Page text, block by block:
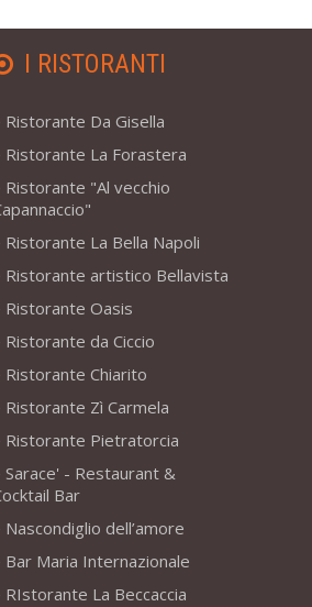
I RISTORANTI
Ristorante Da Gisella
Ristorante La Forastera
Ristorante "Al vecchio
Ristorante La Bella Napoli
Ristorante artistico Bellavista
Ristorante Oasis
Ristorante da Ciccio
Ristorante Chiarito
Ristorante Zì Carmela
Ristorante Pietratorcia
Sarace' - Restaurant &
Bar
Nascondiglio dell’amore
Bar Maria Internazionale
RIstorante La Beccaccia